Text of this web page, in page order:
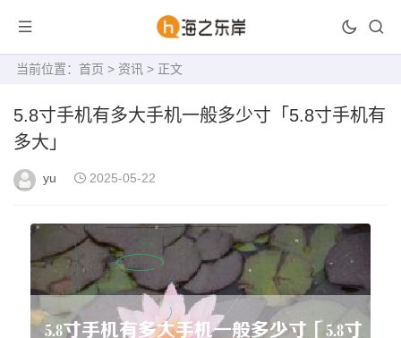
当前位置： 首页 > 资讯 > 正文
5.8寸手机有多大手机一般多少寸「5.8寸手机有
多大」
yu 2025-05-22